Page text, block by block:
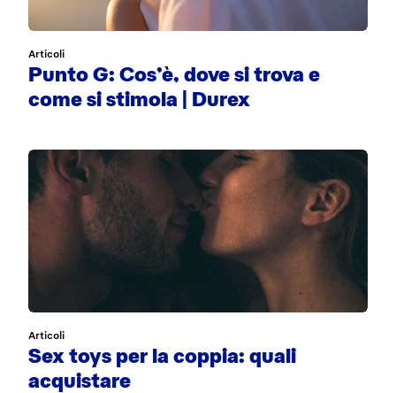
Articoli
Punto G: Cos’è, dove si trova e
come si stimola | Durex
Articoli
Sex toys per la coppia: quali
acquistare